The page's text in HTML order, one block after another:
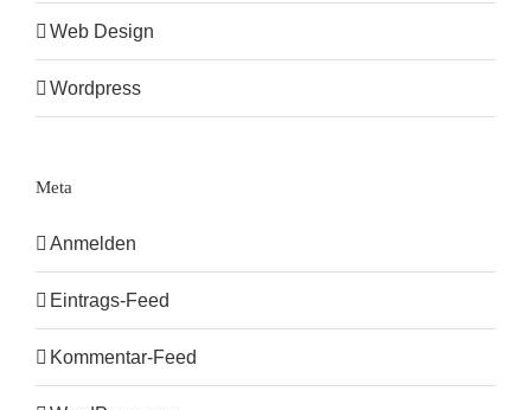
Web Design
Wordpress
Meta
Anmelden
Eintrags-Feed
Kommentar-Feed